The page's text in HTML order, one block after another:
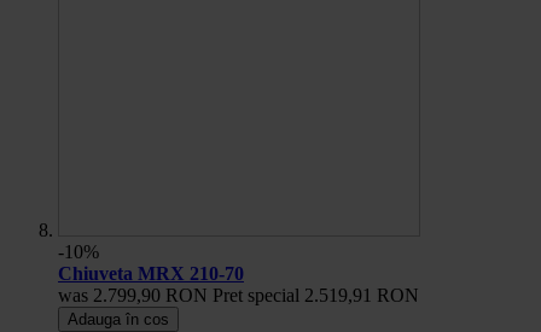
-10%
Chiuveta MRX 210-70
was 2.799,90 RON Pret special 2.519,91 RON
Adauga în cos